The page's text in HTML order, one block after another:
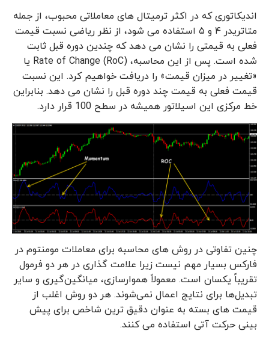
اندیکاتوری که در اکثر ترمیتال های معاملاتی محبوب، از جمله
متاتریدر ۴ و ۵ استفاده می شود، از نظر ریاضی نسبت قیمت
فعلی به قیمتی را نشان می دهد که چندین دوره قبل ثابت
شده است. پس از این محاسبه، Rate of Change (RoC) یا
«تغییر در میزان قیمت» را دریافت خواهیم کرد. این نسبت
قیمت فعلی به قیمت چند دوره قبل را نشان می دهد. بنابراین
خط مرکزی این اسیلاتور همیشه در سطح 100 قرار دارد.
چنین تفاوتی در روش های محاسبه برای معاملات مومنتوم در
فارکس بسیار مهم نیست زیرا علامت گذاری در هر دو فرمول
تقریباً یکسان است. معمولاً هموارسازی، میانگین‌گیری و سایر
تبدیل‌ها برای نتایج اعمال نمی‌شوند. هر دو روش اغلب از
قیمت های بسته به عنوان دقیق ترین شاخص برای پیش
بینی حرکت آتی استفاده می کنند.